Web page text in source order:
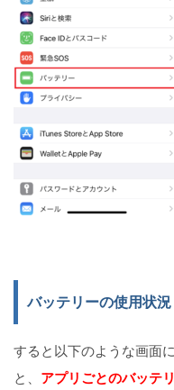
バッテリーの使用状況
すると以下のような画面
と、 アプリごとのバッテ